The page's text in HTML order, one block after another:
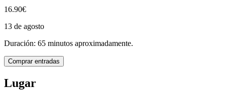
16.90€
13 de agosto
Duración: 65 minutos aproximadamente.
Comprar entradas
Lugar